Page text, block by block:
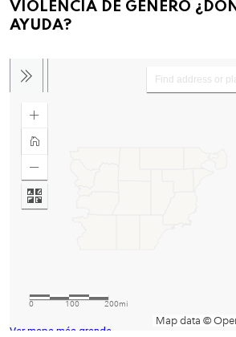
VIOLENCIA DE GENERO
AYUDA?
Ver mapa más grande